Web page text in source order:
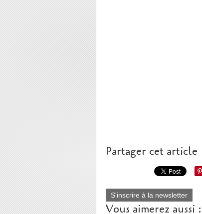
Partager cet article
S'inscrire à la newsletter
Vous aimerez aussi :